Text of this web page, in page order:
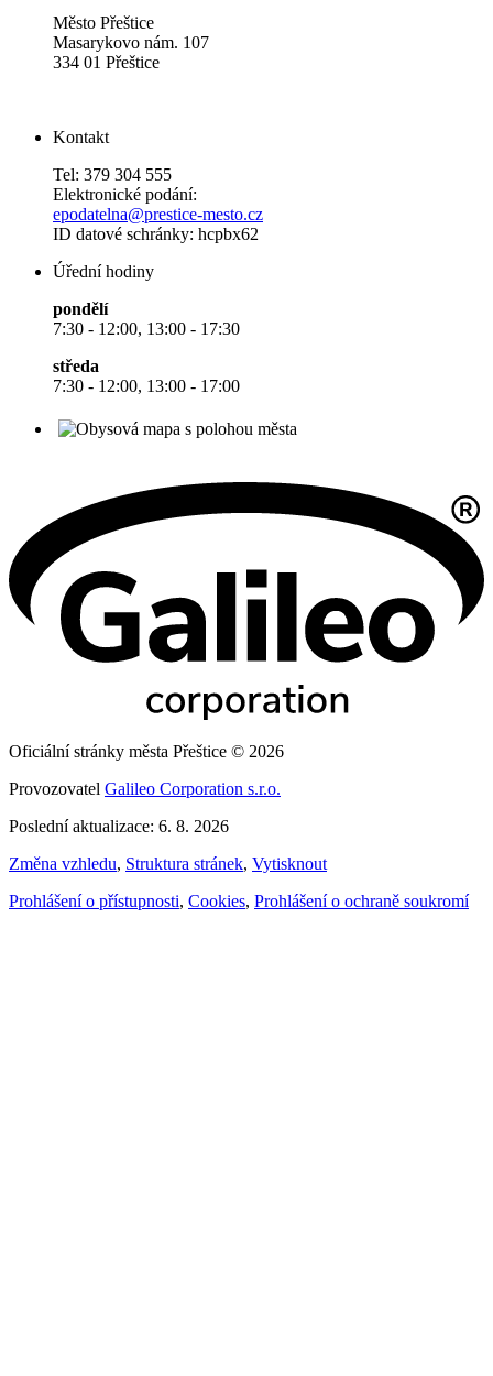
Město Přeštice
Masarykovo nám. 107
334 01 Přeštice
Kontakt
Tel: 379 304 555
Elektronické podání:
epodatelna@prestice-mesto.cz
ID datové schránky: hcpbx62
Úřední hodiny
pondělí
7:30 - 12:00, 13:00 - 17:30
středa
7:30 - 12:00, 13:00 - 17:00
Oficiální stránky města Přeštice © 2026
Provozovatel Galileo Corporation s.r.o.
Poslední aktualizace: 6. 8. 2026
Změna vzhledu, Struktura stránek, Vytisknout
Prohlášení o přístupnosti, Cookies, Prohlášení o ochraně soukromí